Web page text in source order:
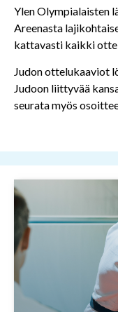
Ylen Olympialaisten
Areenasta
kattavasti kaikki
Judon ottelukaaviot
Judoon liittyvää
seurata myös